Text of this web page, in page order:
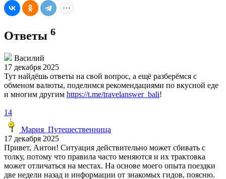
Ответы 6
Василий
17 декабря 2025
Тут найдёшь ответы на свой вопрос, а ещё разберёмся с
обменом валюты, поделимся рекомендациями по вкусной еде
и многим другим https://t.me/travelanswer_bali!
14
Мария_Путешественница
17 декабря 2025
Привет, Антон! Ситуация действительно может сбивать с
толку, потому что правила часто меняются и их трактовка
может отличаться на местах. На основе моего опыта поездки
две недели назад и информации от знакомых гидов, поясню.